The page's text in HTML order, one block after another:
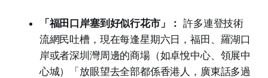
「福田口岸塞到好似行花市」： 許多連登技術
流網民吐槽，現在每逢星期六日，福田、羅湖口
岸或者深圳灣周邊的商場（如卓悅中心、領展中
心城）「放眼望去全部都係香港人，廣東話多過